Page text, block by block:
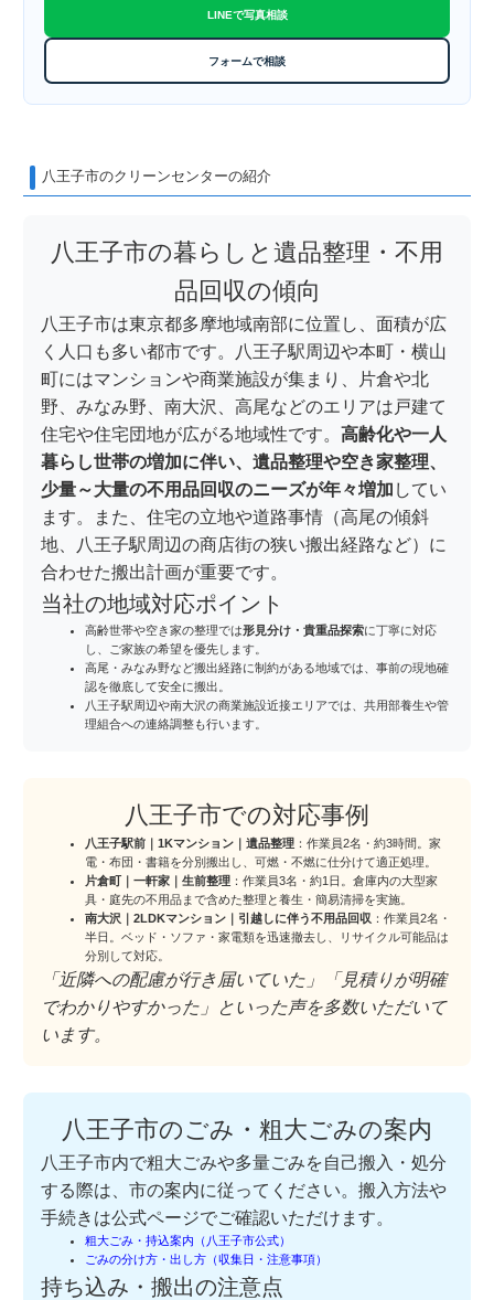
LINEで写真相談
フォームで相談
八王子市のクリーンセンターの紹介
八王子市の暮らしと遺品整理・不用
品回収の傾向
八王子市は東京都多摩地域南部に位置し、面積が広
く人口も多い都市です。八王子駅周辺や本町・横山
町にはマンションや商業施設が集まり、片倉や北
野、みなみ野、南大沢、高尾などのエリアは戸建て
住宅や住宅団地が広がる地域性です。 高齢化や一人
暮らし世帯の増加に伴い、遺品整理や空き家整理、
少量～大量の不用品回収のニーズが年々増加 してい
ます。また、住宅の立地や道路事情（高尾の傾斜
地、八王子駅周辺の商店街の狭い搬出経路など）に
合わせた搬出計画が重要です。
当社の地域対応ポイント
高齢世帯や空き家の整理では形見分け・貴重品探索に丁寧に対応
し、ご家族の希望を優先します。
高尾・みなみ野など搬出経路に制約がある地域では、事前の現地確
認を徹底して安全に搬出。
八王子駅周辺や南大沢の商業施設近接エリアでは、共用部養生や管
理組合への連絡調整も行います。
八王子市での対応事例
八王子駅前｜1Kマンション｜遺品整理 ：作業員2名・約3時間。家
電・布団・書籍を分別搬出し、可燃・不燃に仕分けて適正処理。
片倉町｜一軒家｜生前整理 ：作業員3名・約1日。倉庫内の大型家
具・庭先の不用品まで含めた整理と養生・簡易清掃を実施。
南大沢｜2LDKマンション｜引越しに伴う不用品回収 ：作業員2名・
半日。ベッド・ソファ・家電類を迅速撤去し、リサイクル可能品は
分別して対応。
「近隣への配慮が行き届いていた」「見積りが明確
でわかりやすかった」といった声を多数いただいて
います。
八王子市のごみ・粗大ごみの案内
八王子市内で粗大ごみや多量ごみを自己搬入・処分
する際は、市の案内に従ってください。搬入方法や
手続きは公式ページでご確認いただけます。
粗大ごみ・持込案内（八王子市公式）
ごみの分け方・出し方（収集日・注意事項）
持ち込み・搬出の注意点